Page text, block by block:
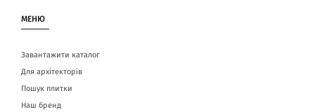
МЕНЮ
Завантажити каталог
Для архітекторів
Пошук плитки
Наш бренд